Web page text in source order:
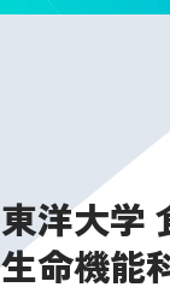
東洋大学
生命機能